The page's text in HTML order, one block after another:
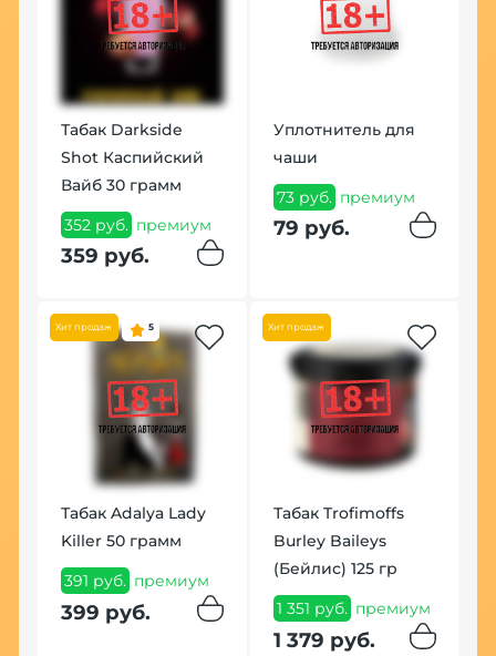
Табак Darkside
Shot Каспийский
Вайб 30 грамм
352 руб. премиум
359 руб.
Уплотнитель для
чаши
73 руб. премиум
79 руб.
Хит продаж 5
Табак Adalya Lady
Killer 50 грамм
391 руб. премиум
399 руб.
Хит продаж
Табак Trofimoffs
Burley Baileys
(Бейлис) 125 гр
1 351 руб. премиум
1 379 руб.